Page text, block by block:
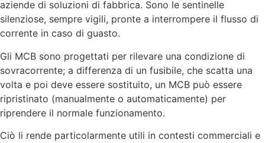
aziende di soluzioni di fabbrica. Sono le sentinelle
silenziose, sempre vigili, pronte a interrompere il flusso di
corrente in caso di guasto.
Gli MCB sono progettati per rilevare una condizione di
sovracorrente; a differenza di un fusibile, che scatta una
volta e poi deve essere sostituito, un MCB può essere
ripristinato (manualmente o automaticamente) per
riprendere il normale funzionamento.
Ciò li rende particolarmente utili in contesti commerciali e